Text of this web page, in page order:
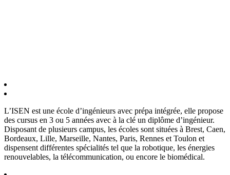
L’ISEN est une école d’ingénieurs avec prépa intégrée, elle propose
des cursus en 3 ou 5 années avec à la clé un diplôme d’ingénieur.
Disposant de plusieurs campus, les écoles sont situées à Brest, Caen,
Bordeaux, Lille, Marseille, Nantes, Paris, Rennes et Toulon et
dispensent différentes spécialités tel que la robotique, les énergies
renouvelables, la télécommunication, ou encore le biomédical.